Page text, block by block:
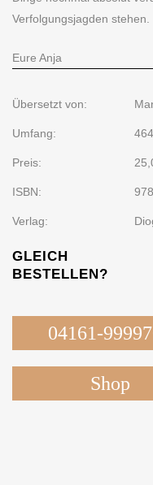
Verfolgungsjagden stehen.
Eure Anja
Übersetzt von:
Umfang: 464
Preis:
ISBN:
Verlag:
GLEICH
BESTELLEN?
04161-
Shop